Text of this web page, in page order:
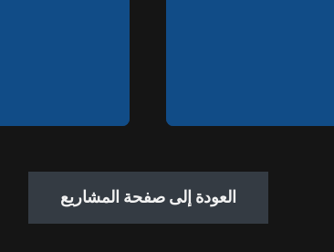
العودة إلى صفحة المشاريع